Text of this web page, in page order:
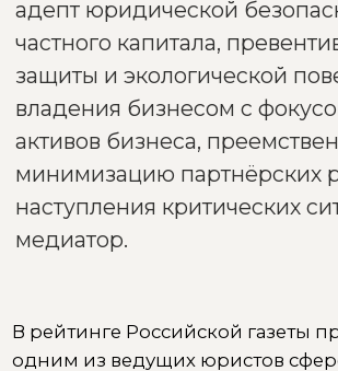
и наследство» и «Частный капитал и
Рейтингом «Коммерсантъ» отмечена в числе
лучших юристов в категории «Семейное и
наследственное право».
В рейтинге международного агентства Best
Lawyers несколько лет подряд до его
закрытия на территории РФ признавалась
одним из лучших российских юристов в сфере
Лидер юридического направления Женской
ассоциации Сколково
Обладает уникальной экспертизой на стыке
семейного и корпоративного права,